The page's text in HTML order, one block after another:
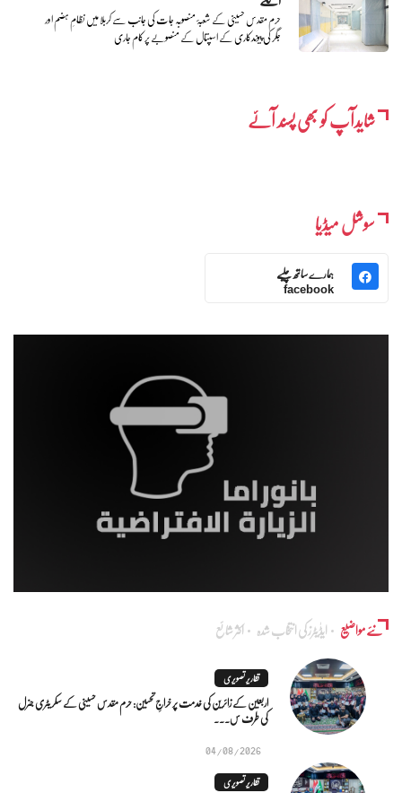
حرم مقدس حسینی کے شعبۂ منصوبہ جات کی جانب سے کربلا میں نظامِ ہضم اور
جگر کی پیوندکاری کے اسپتال کے منصوبے پر کام جاری
شایدآپ کو بھی پسند آئے
سوشل میڈیا
ہمارے ساتھ چلیے
facebook
نئے مواضیع ایڈٰیٹرز کی انتخاب شدہ اکثر شائع
تقاریر تصویری
اربعین کے زائرین کی خدمت پر خراجِ تحسین: حرم مقدس حسینی کے سکریٹری جنرل
کی طرف س...
04/08/2026
تقاریر تصویری